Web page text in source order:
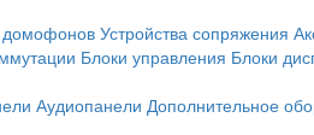
Устройства сопряжения
Блоки управления Блоки
Аудиопанели Дополнительное